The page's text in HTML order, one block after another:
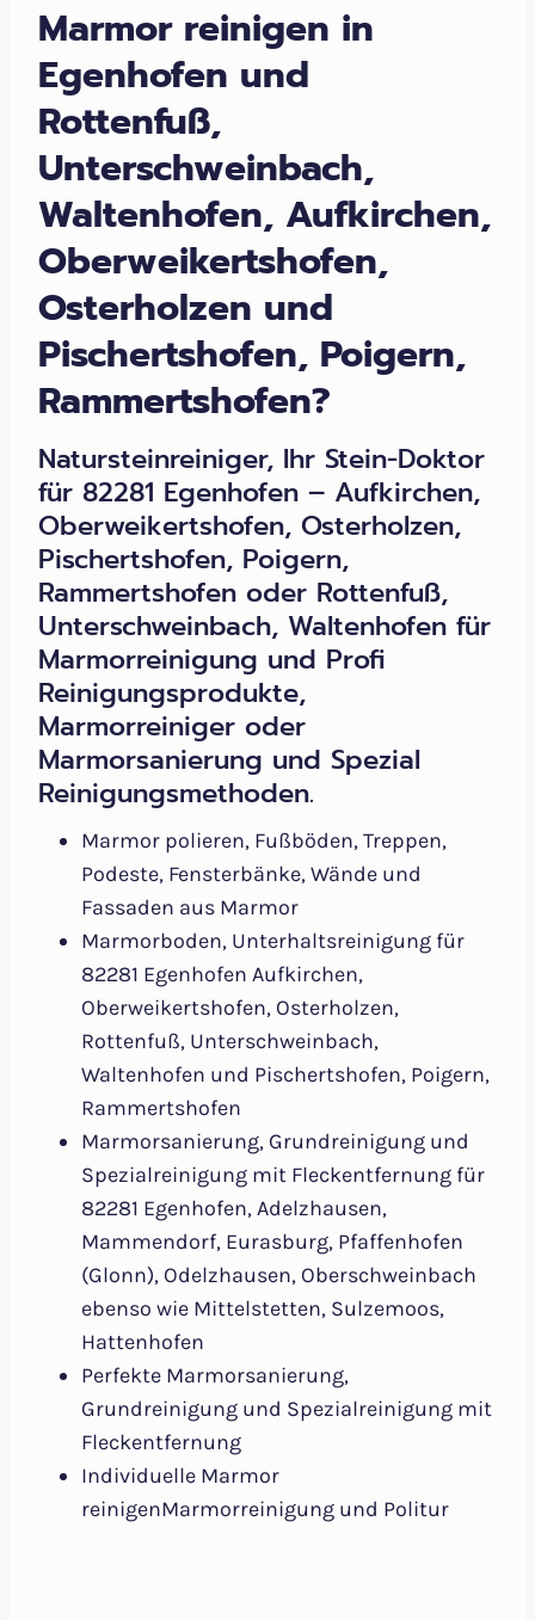
Marmor reinigen in
Egenhofen und
Rottenfuß,
Unterschweinbach,
Waltenhofen, Aufkirchen,
Oberweikertshofen,
Osterholzen und
Pischertshofen, Poigern,
Rammertshofen?
Natursteinreiniger, Ihr Stein-Doktor
für 82281 Egenhofen – Aufkirchen,
Oberweikertshofen, Osterholzen,
Pischertshofen, Poigern,
Rammertshofen oder Rottenfuß,
Unterschweinbach, Waltenhofen für
Marmorreinigung und Profi
Reinigungsprodukte,
Marmorreiniger oder
Marmorsanierung und Spezial
Reinigungsmethoden.
Marmor polieren, Fußböden, Treppen,
Podeste, Fensterbänke, Wände und
Fassaden aus Marmor
Marmorboden, Unterhaltsreinigung für
82281 Egenhofen Aufkirchen,
Oberweikertshofen, Osterholzen,
Rottenfuß, Unterschweinbach,
Waltenhofen und Pischertshofen, Poigern,
Rammertshofen
Marmorsanierung, Grundreinigung und
Spezialreinigung mit Fleckentfernung für
82281 Egenhofen, Adelzhausen,
Mammendorf, Eurasburg, Pfaffenhofen
(Glonn), Odelzhausen, Oberschweinbach
ebenso wie Mittelstetten, Sulzemoos,
Hattenhofen
Perfekte Marmorsanierung,
Grundreinigung und Spezialreinigung mit
Fleckentfernung
Individuelle Marmor
reinigenMarmorreinigung und Politur